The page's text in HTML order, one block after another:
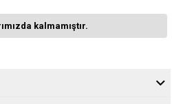
kalmamıştır.